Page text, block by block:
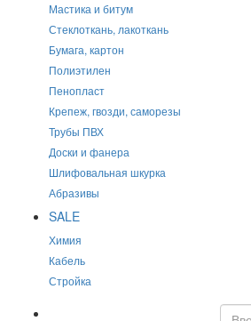
Мастика и битум
Стеклоткань, лакоткань
Бумага, картон
Полиэтилен
Пенопласт
Крепеж, гвозди, саморезы
Трубы ПВХ
Доски и фанера
Шлифовальная шкурка
Абразивы
SALE
Химия
Кабель
Стройка